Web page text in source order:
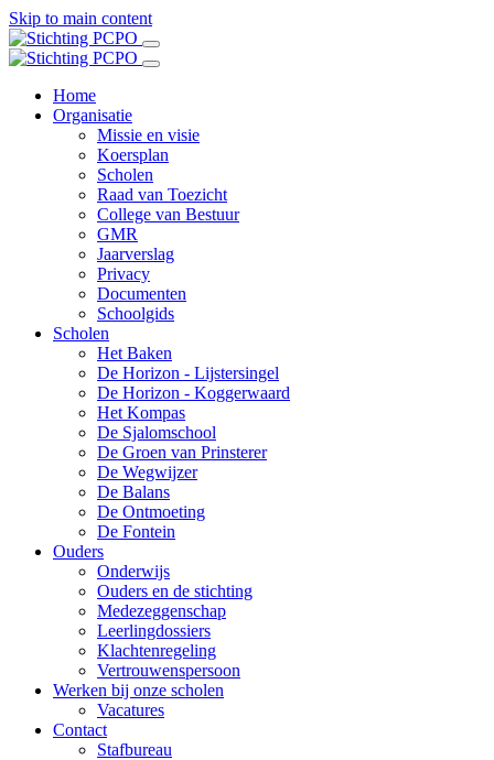
Skip to main content
Home
Organisatie
Missie en visie
Koersplan
Scholen
Raad van Toezicht
College van Bestuur
GMR
Jaarverslag
Privacy
Documenten
Schoolgids
Scholen
Het Baken
De Horizon - Lijstersingel
De Horizon - Koggerwaard
Het Kompas
De Sjalomschool
De Groen van Prinsterer
De Wegwijzer
De Balans
De Ontmoeting
De Fontein
Ouders
Onderwijs
Ouders en de stichting
Medezeggenschap
Leerlingdossiers
Klachtenregeling
Vertrouwenspersoon
Werken bij onze scholen
Vacatures
Contact
Stafbureau